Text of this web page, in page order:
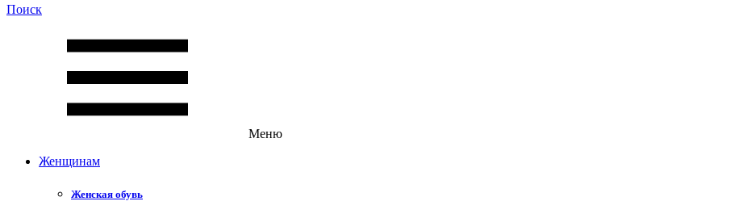
Поиск
Меню
Женщинам
Женская обувь